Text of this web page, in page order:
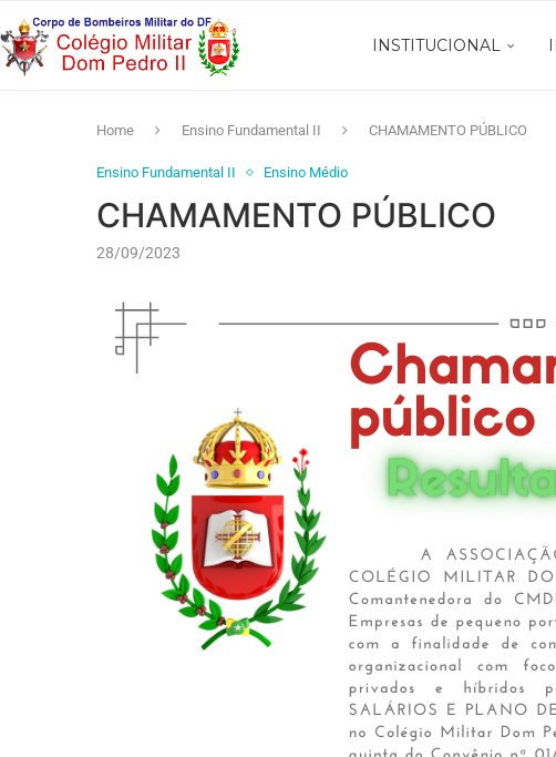
INSTITUCIONAL
Home Ensino Fundamental II CHAMAMENTO PÚBLICO
Ensino Fundamental II Ensino Médio
CHAMAMENTO PÚBLICO
28/09/2023